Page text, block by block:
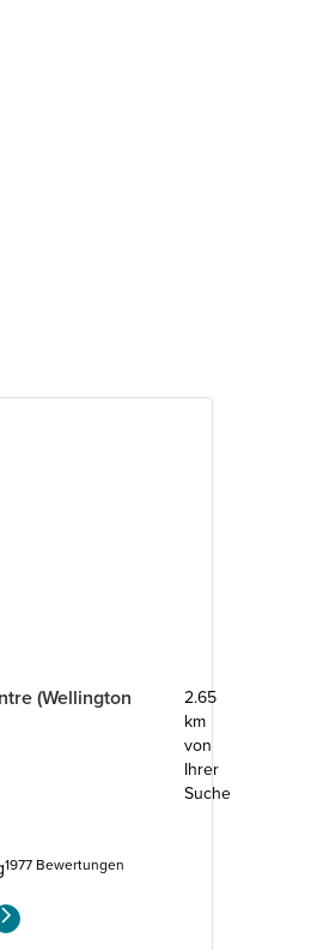
(Wellington
2.65
km
von
Ihrer
Suche
1977 Bewertungen